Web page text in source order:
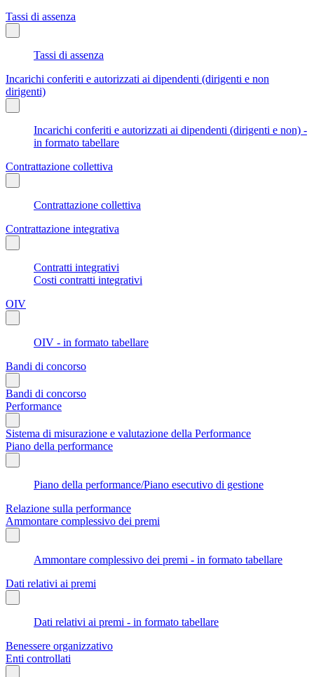
Tassi di assenza
Tassi di assenza
Incarichi conferiti e autorizzati ai dipendenti (dirigenti e non
dirigenti)
Incarichi conferiti e autorizzati ai dipendenti (dirigenti e non) -
in formato tabellare
Contrattazione collettiva
Contrattazione collettiva
Contrattazione integrativa
Contratti integrativi
Costi contratti integrativi
OIV
OIV - in formato tabellare
Bandi di concorso
Bandi di concorso
Performance
Sistema di misurazione e valutazione della Performance
Piano della performance
Piano della performance/Piano esecutivo di gestione
Relazione sulla performance
Ammontare complessivo dei premi
Ammontare complessivo dei premi - in formato tabellare
Dati relativi ai premi
Dati relativi ai premi - in formato tabellare
Benessere organizzativo
Enti controllati